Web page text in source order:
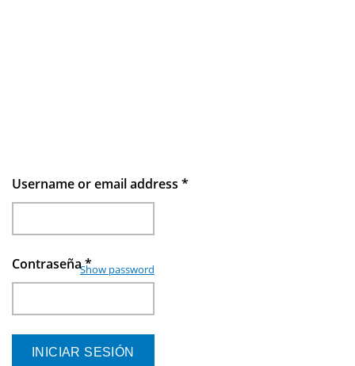
Username or email address *
Contraseña*
Show password